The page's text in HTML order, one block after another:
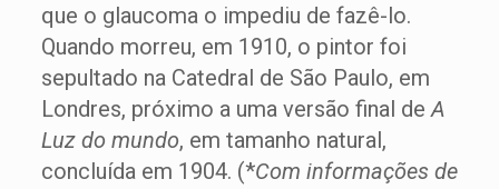
que o glaucoma o impediu de fazê-lo.
Quando morreu, em 1910, o pintor foi
sepultado na Catedral de São Paulo, em
Londres, próximo a uma versão final de A
Luz do mundo, em tamanho natural,
concluída em 1904. (*Com informações de